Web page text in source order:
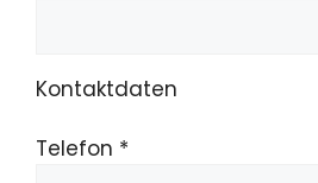
Kontaktdaten
Telefon *